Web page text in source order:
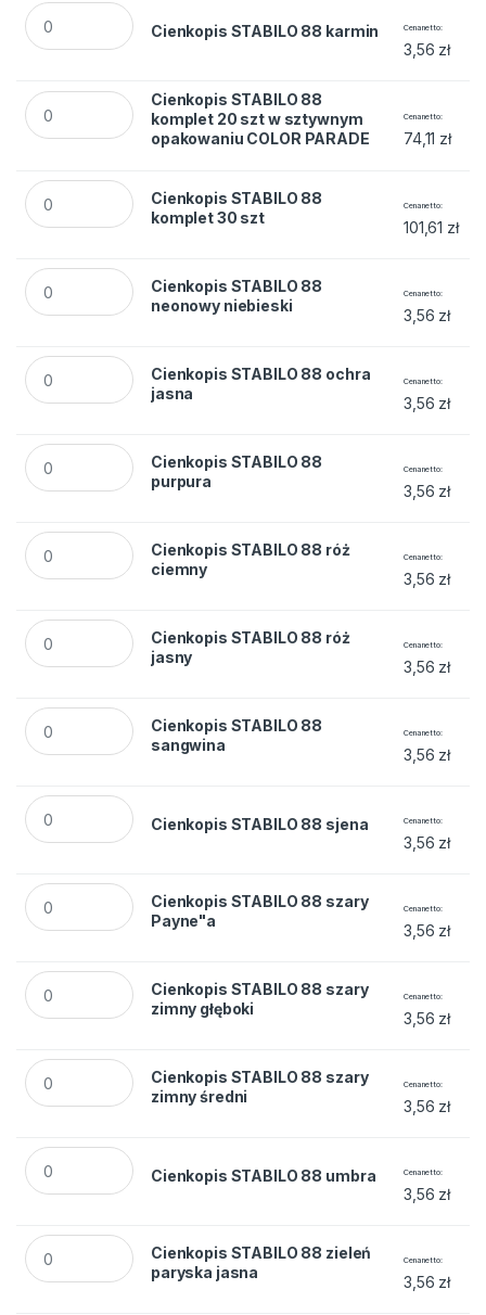
Cienkopis STABILO 88 karmin quantity
Cienkopis STABILO 88 karmin
Cena netto
3,56 zł
Cienkopis STABILO 88 komplet 20 szt w sztywnym
Cienkopis STABILO 88
komplet 20 szt w sztywnym
opakowaniu COLOR PARADE
Cena netto
74,11 zł
Cienkopis STABILO 88 komplet 30 szt quantity
Cienkopis STABILO 88
komplet 30 szt
Cena netto
101,61 zł
Cienkopis STABILO 88 neonowy niebieski quantity
Cienkopis STABILO 88
neonowy niebieski
Cena netto
3,56 zł
Cienkopis STABILO 88 ochra jasna quantity
Cienkopis STABILO 88 ochra
jasna
Cena netto
3,56 zł
Cienkopis STABILO 88 purpura quantity
Cienkopis STABILO 88
purpura
Cena netto
3,56 zł
Cienkopis STABILO 88 róż ciemny quantity
Cienkopis STABILO 88 róż
ciemny
Cena netto
3,56 zł
Cienkopis STABILO 88 róż jasny quantity
Cienkopis STABILO 88 róż
jasny
Cena netto
3,56 zł
Cienkopis STABILO 88 sangwina quantity
Cienkopis STABILO 88
sangwina
Cena netto
3,56 zł
Cienkopis STABILO 88 sjena quantity
Cienkopis STABILO 88 sjena
Cena netto
3,56 zł
Cienkopis STABILO 88 szary Payne"a quantity
Cienkopis STABILO 88 szary
Payne"a
Cena netto
3,56 zł
Cienkopis STABILO 88 szary zimny głęboki quantity
Cienkopis STABILO 88 szary
zimny głęboki
Cena netto
3,56 zł
Cienkopis STABILO 88 szary zimny średni quantity
Cienkopis STABILO 88 szary
zimny średni
Cena netto
3,56 zł
Cienkopis STABILO 88 umbra quantity
Cienkopis STABILO 88 umbra
Cena netto
3,56 zł
Cienkopis STABILO 88 zieleń paryska jasna quantity
Cienkopis STABILO 88 zieleń
paryska jasna
Cena netto
3,56 zł